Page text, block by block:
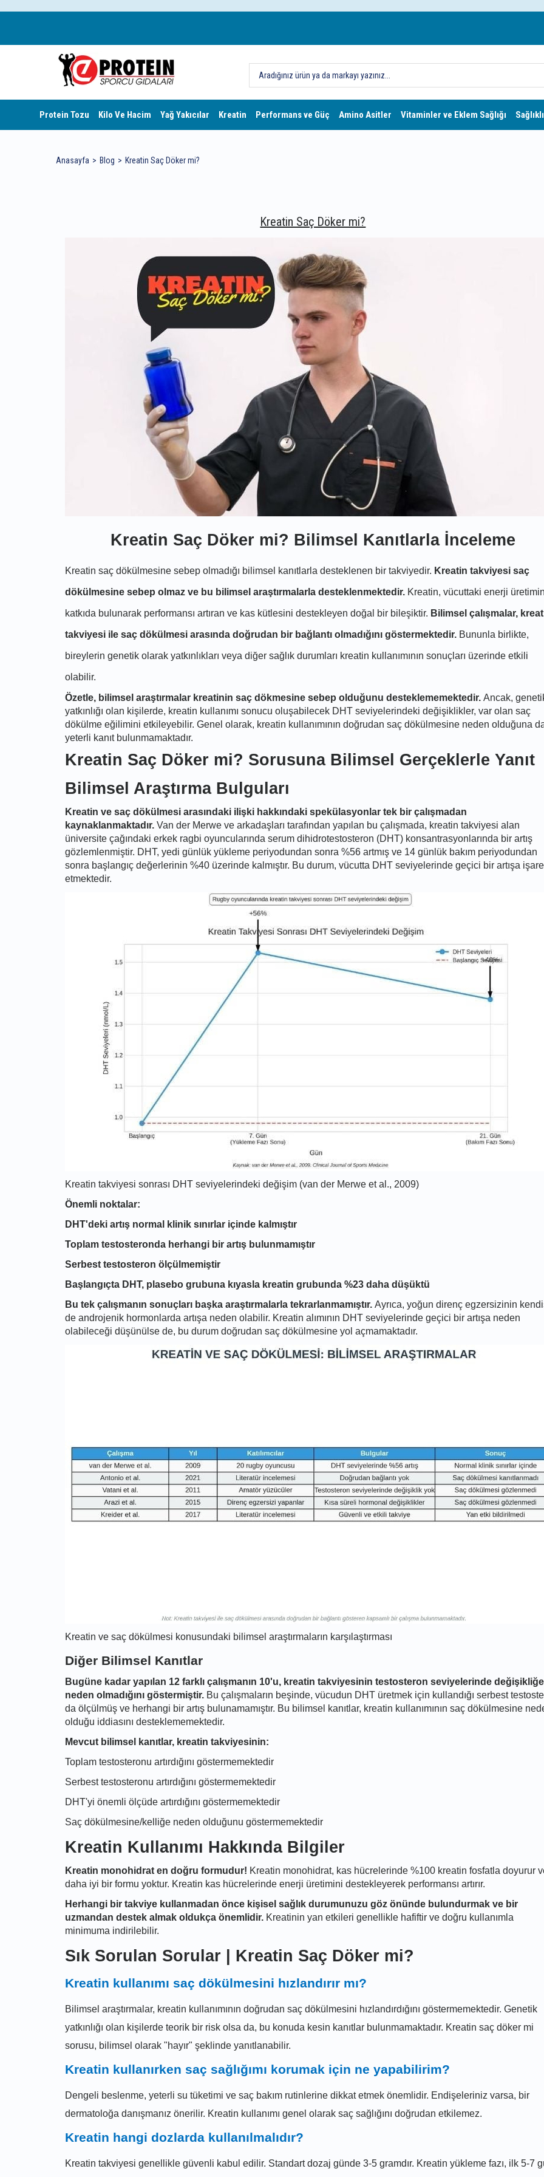
Protein Tozu Kilo Ve Hacim Yağ Yakıcılar Kreatin Performans ve Güç Amino Asitler Vitaminler ve Eklem Sağlığı
Anasayfa Blog Kreatin Saç Döker mi?
Kreatin Saç Döker mi?
Kreatin Saç Döker mi? Bilimsel Kanıtlarla İnceleme
Kreatin saç dökülmesine sebep olmadığı bilimsel kanıtlarla desteklenen bir takviyedir. Kreatin takviyesi saç
dökülmesine sebep olmaz ve bu bilimsel araştırmalarla desteklenmektedir. Kreatin, vücuttaki enerji
katkıda bulunarak performansı artıran ve kas kütlesini destekleyen doğal bir bileşiktir. Bilimsel çalışmalar,
takviyesi ile saç dökülmesi arasında doğrudan bir bağlantı olmadığını göstermektedir. Bununla birlikte,
bireylerin genetik olarak yatkınlıkları veya diğer sağlık durumları kreatin kullanımının sonuçları üzerinde etkili
olabilir.
Özetle, bilimsel araştırmalar kreatinin saç dökmesine sebep olduğunu desteklememektedir. Ancak,
yatkınlığı olan kişilerde, kreatin kullanımı sonucu oluşabilecek DHT seviyelerindeki değişiklikler, var olan saç
dökülme eğilimini etkileyebilir. Genel olarak, kreatin kullanımının doğrudan saç dökülmesine neden olduğuna
yeterli kanıt bulunmamaktadır.
Kreatin Saç Döker mi? Sorusuna Bilimsel Gerçeklerle Yanıt
Bilimsel Araştırma Bulguları
Kreatin ve saç dökülmesi arasındaki ilişki hakkındaki spekülasyonlar tek bir çalışmadan
kaynaklanmaktadır. Van der Merwe ve arkadaşları tarafından yapılan bu çalışmada, kreatin takviyesi alan
üniversite çağındaki erkek ragbi oyuncularında serum dihidrotestosteron (DHT) konsantrasyonlarında bir artış
gözlemlenmiştir. DHT, yedi günlük yükleme periyodundan sonra %56 artmış ve 14 günlük bakım periyodundan
sonra başlangıç değerlerinin %40 üzerinde kalmıştır. Bu durum, vücutta DHT seviyelerinde geçici bir artışa
etmektedir.
Kreatin takviyesi sonrası DHT seviyelerindeki değişim (van der Merwe et al., 2009)
Önemli noktalar:
DHT'deki artış normal klinik sınırlar içinde kalmıştır
Toplam testosteronda herhangi bir artış bulunmamıştır
Serbest testosteron ölçülmemiştir
Başlangıçta DHT, plasebo grubuna kıyasla kreatin grubunda %23 daha düşüktü
Bu tek çalışmanın sonuçları başka araştırmalarla tekrarlanmamıştır. Ayrıca, yoğun direnç egzersizinin
de androjenik hormonlarda artışa neden olabilir. Kreatin alımının DHT seviyelerinde geçici bir artışa neden
olabileceği düşünülse de, bu durum doğrudan saç dökülmesine yol açmamaktadır.
Kreatin ve saç dökülmesi konusundaki bilimsel araştırmaların karşılaştırması
Diğer Bilimsel Kanıtlar
Bugüne kadar yapılan 12 farklı çalışmanın 10'u, kreatin takviyesinin testosteron seviyelerinde değişikliğe
neden olmadığını göstermiştir. Bu çalışmaların beşinde, vücudun DHT üretmek için kullandığı serbest
da ölçülmüş ve herhangi bir artış bulunamamıştır. Bu bilimsel kanıtlar, kreatin kullanımının saç dökülmesine
olduğu iddiasını desteklememektedir.
Mevcut bilimsel kanıtlar, kreatin takviyesinin:
Toplam testosteronu artırdığını göstermemektedir
Serbest testosteronu artırdığını göstermemektedir
DHT'yi önemli ölçüde artırdığını göstermemektedir
Saç dökülmesine/kelliğe neden olduğunu göstermemektedir
Kreatin Kullanımı Hakkında Bilgiler
Kreatin monohidrat en doğru formudur! Kreatin monohidrat, kas hücrelerinde %100 kreatin fosfatla doyurur
daha iyi bir formu yoktur. Kreatin kas hücrelerinde enerji üretimini destekleyerek performansı artırır.
Herhangi bir takviye kullanmadan önce kişisel sağlık durumunuzu göz önünde bulundurmak ve bir
uzmandan destek almak oldukça önemlidir. Kreatinin yan etkileri genellikle hafiftir ve doğru kullanımla
minimuma indirilebilir.
Sık Sorulan Sorular | Kreatin Saç Döker mi?
Kreatin kullanımı saç dökülmesini hızlandırır mı?
Bilimsel araştırmalar, kreatin kullanımının doğrudan saç dökülmesini hızlandırdığını göstermemektedir. Genetik
yatkınlığı olan kişilerde teorik bir risk olsa da, bu konuda kesin kanıtlar bulunmamaktadır. Kreatin saç döker mi
sorusu, bilimsel olarak "hayır" şeklinde yanıtlanabilir.
Kreatin kullanırken saç sağlığımı korumak için ne yapabilirim?
Dengeli beslenme, yeterli su tüketimi ve saç bakım rutinlerine dikkat etmek önemlidir. Endişeleriniz varsa, bir
dermatoloğa danışmanız önerilir. Kreatin kullanımı genel olarak saç sağlığını doğrudan etkilemez.
Kreatin hangi dozlarda kullanılmalıdır?
Kreatin takviyesi genellikle güvenli kabul edilir. Standart dozaj günde 3-5 gramdır. Kreatin yükleme fazı, ilk 5-7